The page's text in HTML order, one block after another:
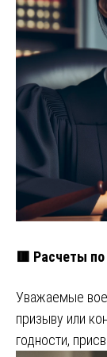
🟥 Расчеты
Уважаемые
призыву или
годности,